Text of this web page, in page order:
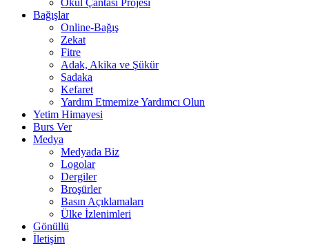
Okul Çantası Projesi
Bağışlar
Online-Bağış
Zekat
Fitre
Adak, Akika ve Şükür
Sadaka
Kefaret
Yardım Etmemize Yardımcı Olun
Yetim Himayesi
Burs Ver
Medya
Medyada Biz
Logolar
Dergiler
Broşürler
Basın Açıklamaları
Ülke İzlenimleri
Gönüllü
İletişim